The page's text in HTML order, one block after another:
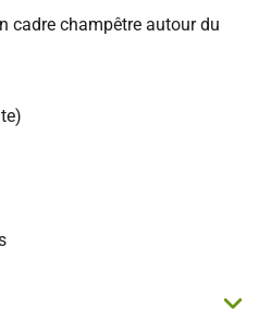
cadre champêtre autour du